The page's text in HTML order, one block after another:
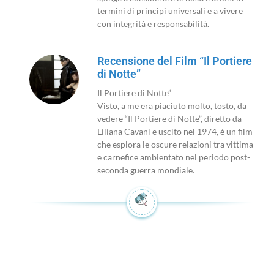
termini di principi universali e a vivere
con integrità e responsabilità.
Recensione del Film “Il Portiere
di Notte”
Il Portiere di Notte”
Visto, a me era piaciuto molto, tosto, da
vedere “Il Portiere di Notte”, diretto da
Liliana Cavani e uscito nel 1974, è un film
che esplora le oscure relazioni tra vittima
e carnefice ambientato nel periodo post-
seconda guerra mondiale.